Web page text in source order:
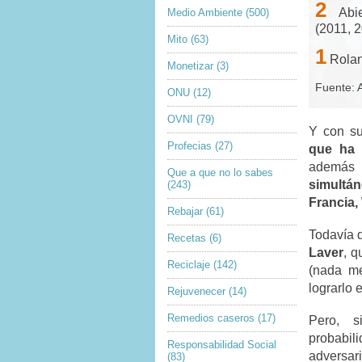
Medio Ambiente (500)
Mito (63)
Monetizar (3)
ONU (12)
OVNI (79)
Profecias (27)
Que a que no lo sabes
(243)
Rebajar (61)
Recetas (6)
Reciclaje (142)
Rejuvenecer (14)
Remedios caseros (17)
Responsabilidad Social
(83)
2
(2011,
1
Fuente:
Y con
que ha
Todavía
Laver,
(nada
lograrlo
Pero,